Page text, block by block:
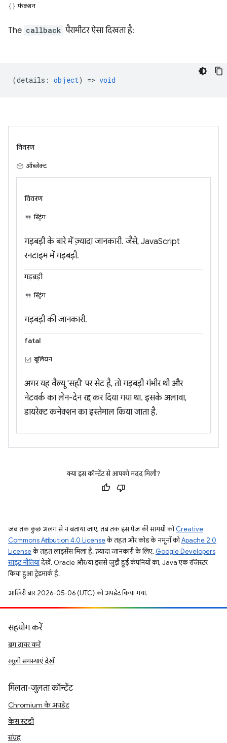
फ़ंक्शन
The callback पैरामीटर ऐसा दिखता है:
(details : object) => void
विवरण
ऑब्जेक्ट
विवरण
स्ट्रिंग
गड़बड़ी के बारे में ज़्यादा जानकारी. जैसे, JavaScript
रनटाइम में गड़बड़ी.
गड़बड़ी
स्ट्रिंग
गड़बड़ी की जानकारी.
fatal
बूलियन
अगर यह वैल्यू 'सही' पर सेट है, तो गड़बड़ी गंभीर थी और
नेटवर्क का लेन-देन रद्द कर दिया गया था. इसके अलावा,
डायरेक्ट कनेक्शन का इस्तेमाल किया जाता है.
क्या इस कॉन्टेंट से आपको मदद मिली?
जब तक कुछ अलग से न बताया जाए, तब तक इस पेज की सामग्री कोCreative
Commons Attribution 4.0 Licenseके तहत और कोड के नमूनों कोApache 2.0
Licenseके तहत लाइसेंस मिला है. ज़्यादा जानकारी के लिए, Google Developers
साइट नीतियांदेखें. Oracle और/या इससे जुड़ी हुई कंपनियों का, Java एक रजिस्टर
किया हुआ ट्रेडमार्क है.
आखिरी बार 2026-05-06 (UTC) को अपडेट किया गया.
सहयोग करें
बग दायर करें
खुली समस्याएं देखें
मिलता-जुलता कॉन्टेंट
Chromium के अपडेट
केस स्टडी
संग्रह